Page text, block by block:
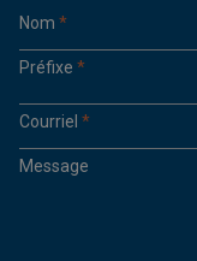
Nom *
Préfixe *
Courriel *
Message